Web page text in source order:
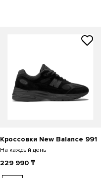
Кроссовки New Balance 991
На каждый день
229 990 ₸